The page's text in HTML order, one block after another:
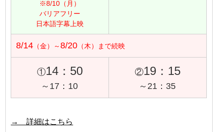
※8/10（月）
バリアフリー
日本語字幕上映
8/14 （金）～8/20 （木）まで続映
①14：50
～17：10
②19：15
～21：35
→ 詳細はこちら